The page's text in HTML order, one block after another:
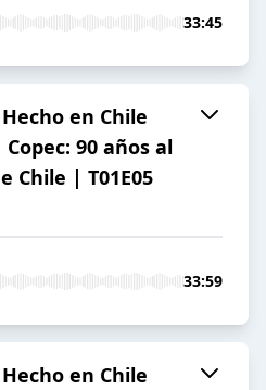
33:45
en Chile
90 años al
Chile | T01E05
33:59
en Chile